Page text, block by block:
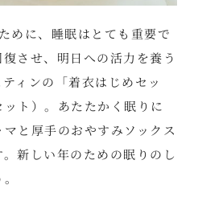
めに、睡眠はとても重要で
させ、明日への活力を養う
ィンの「着衣はじめセッ
ト）。あたたかく眠りに
と厚手のおやすみソックス
新しい年のための眠りのし